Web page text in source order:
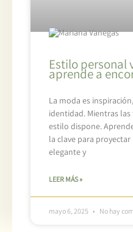
Estilo personal
aprende a
La moda es
identidad. Mientras
estilo dispone.
la clave para
elegante y
LEER MÁS »
mayo 6, 2025 No hay